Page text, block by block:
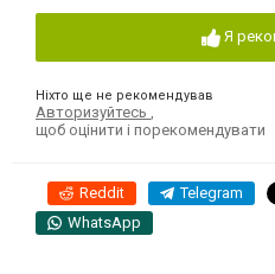
Я
Ніхто ще не рекомендував
Авторизуйтесь
щоб оцінити і порекомендувати
Reddit Telegram
WhatsApp